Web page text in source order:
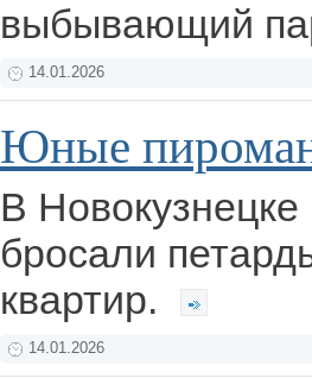
выбывающий
14.01.2026
Юные
В Новокузнецке
бросали
квартир.
14.01.2026